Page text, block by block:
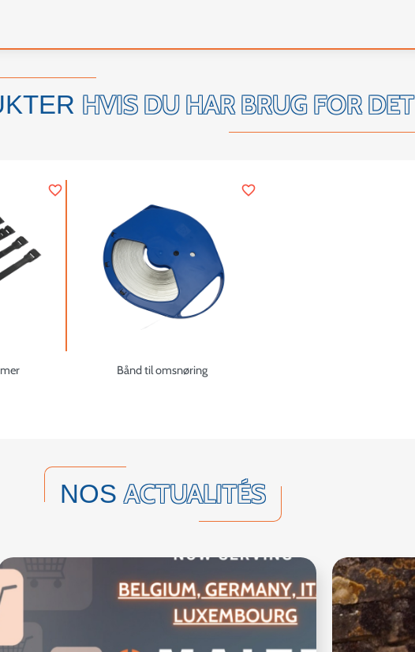
HVIS DU HAR BRUG FOR DET
favorite_border
Bånd til omsnøring
favorite_border
NOSACTUALITÉS